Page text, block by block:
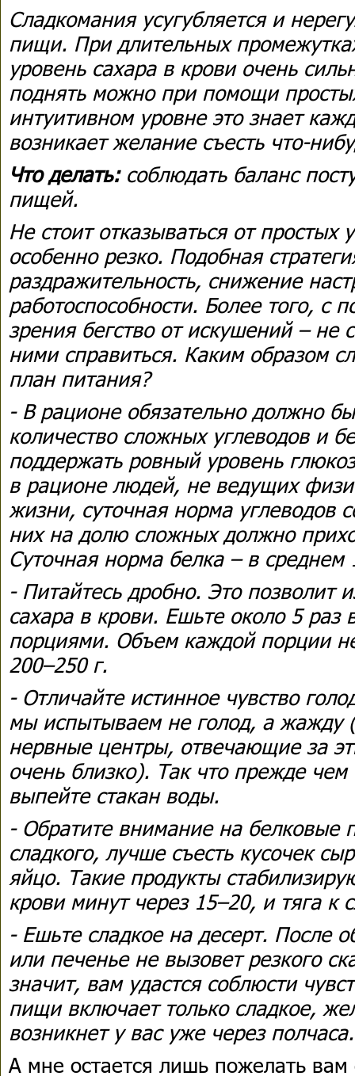
Сладкомания усугубляется и
пищи. При длительных
уровень сахара в крови очень
поднять можно при помощи
интуитивном уровне это знает
возникает желание съесть что-
Что делать:соблюдать баланс
пищей.
Не стоит отказываться от простых
особенно резко. Подобная
раздражительность, снижение
работоспособности. Более того, с
зрения бегство от искушений – не
ними справиться. Каким образом
план питания?
- В рационе обязательно должно
количество сложных углеводов и
поддержать ровный уровень
в рационе людей, не ведущих
жизни, суточная норма углеводов
них на долю сложных должно
Суточная норма белка – в среднем
- Питайтесь дробно. Это позволит
сахара в крови. Ешьте около 5
порциями. Объем каждой порции
200–250 г.
- Отличайте истинное чувство
мы испытываем не голод, а жажду
нервные центры, отвечающие за
очень близко). Так что прежде чем
выпейте стакан воды.
- Обратите внимание на белковые
сладкого, лучше съесть кусочек
яйцо. Такие продукты
крови минут через 15–20, и тяга к
- Ешьте сладкое на десерт. После
или печенье не вызовет резкого
значит, вам удастся соблюсти
пищи включает только сладкое,
возникнет у вас уже через полчаса.
А мне остается лишь пожелать вам